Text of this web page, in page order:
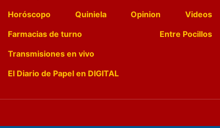
Horóscopo
Quiniela Opinion
Videos
Farmacias de turno
Entre Pocillos
Transmisiones en vivo
El Diario de Papel en DIGITAL